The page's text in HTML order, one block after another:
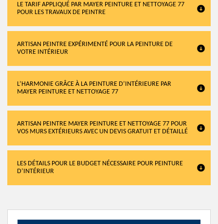
LE TARIF APPLIQUÉ PAR MAYER PEINTURE ET NETTOYAGE 77
POUR LES TRAVAUX DE PEINTRE
ARTISAN PEINTRE EXPÉRIMENTÉ POUR LA PEINTURE DE
VOTRE INTÉRIEUR
L’HARMONIE GRÂCE À LA PEINTURE D’INTÉRIEURE PAR
MAYER PEINTURE ET NETTOYAGE 77
ARTISAN PEINTRE MAYER PEINTURE ET NETTOYAGE 77 POUR
VOS MURS EXTÉRIEURS AVEC UN DEVIS GRATUIT ET DÉTAILLÉ
LES DÉTAILS POUR LE BUDGET NÉCESSAIRE POUR PEINTURE
D’INTÉRIEUR